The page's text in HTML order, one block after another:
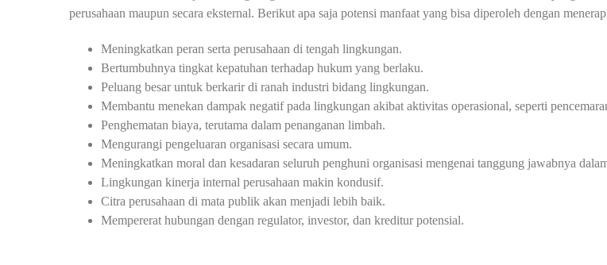
perusahaan maupun secara eksternal. Berikut apa saja potensi manfaat yang bisa diperoleh dengan
Meningkatkan peran serta perusahaan di tengah lingkungan.
Bertumbuhnya tingkat kepatuhan terhadap hukum yang berlaku.
Peluang besar untuk berkarir di ranah industri bidang lingkungan.
Membantu menekan dampak negatif pada lingkungan akibat aktivitas operasional, seperti
Penghematan biaya, terutama dalam penanganan limbah.
Mengurangi pengeluaran organisasi secara umum.
Meningkatkan moral dan kesadaran seluruh penghuni organisasi mengenai tanggung jawabnya
Lingkungan kinerja internal perusahaan makin kondusif.
Citra perusahaan di mata publik akan menjadi lebih baik.
Mempererat hubungan dengan regulator, investor, dan kreditur potensial.